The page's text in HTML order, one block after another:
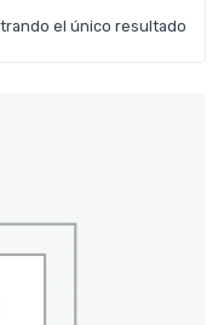
el único resultado